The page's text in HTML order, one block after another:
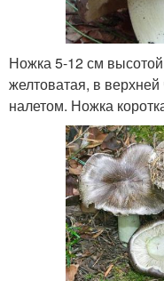
Ножка 5-12 см
желтоватая, в
налетом. Ножка